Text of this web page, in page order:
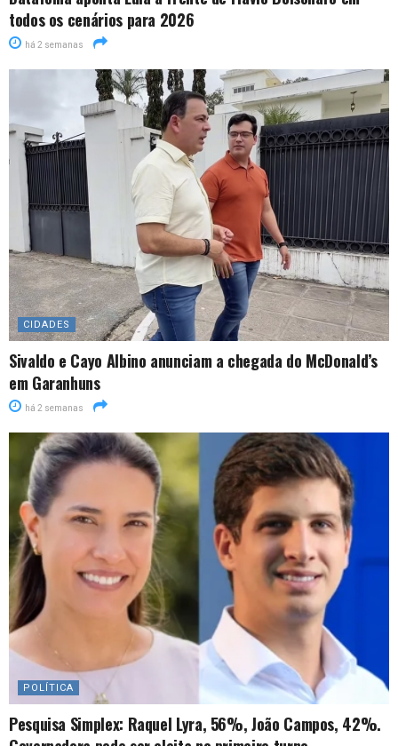
todos os cenários para 2026
há 2 semanas
CIDADES
Sivaldo e Cayo Albino anunciam a chegada do McDonald’s
em Garanhuns
há 2 semanas
POLÍTICA
Pesquisa Simplex: Raquel Lyra, 56%, João Campos, 42%.